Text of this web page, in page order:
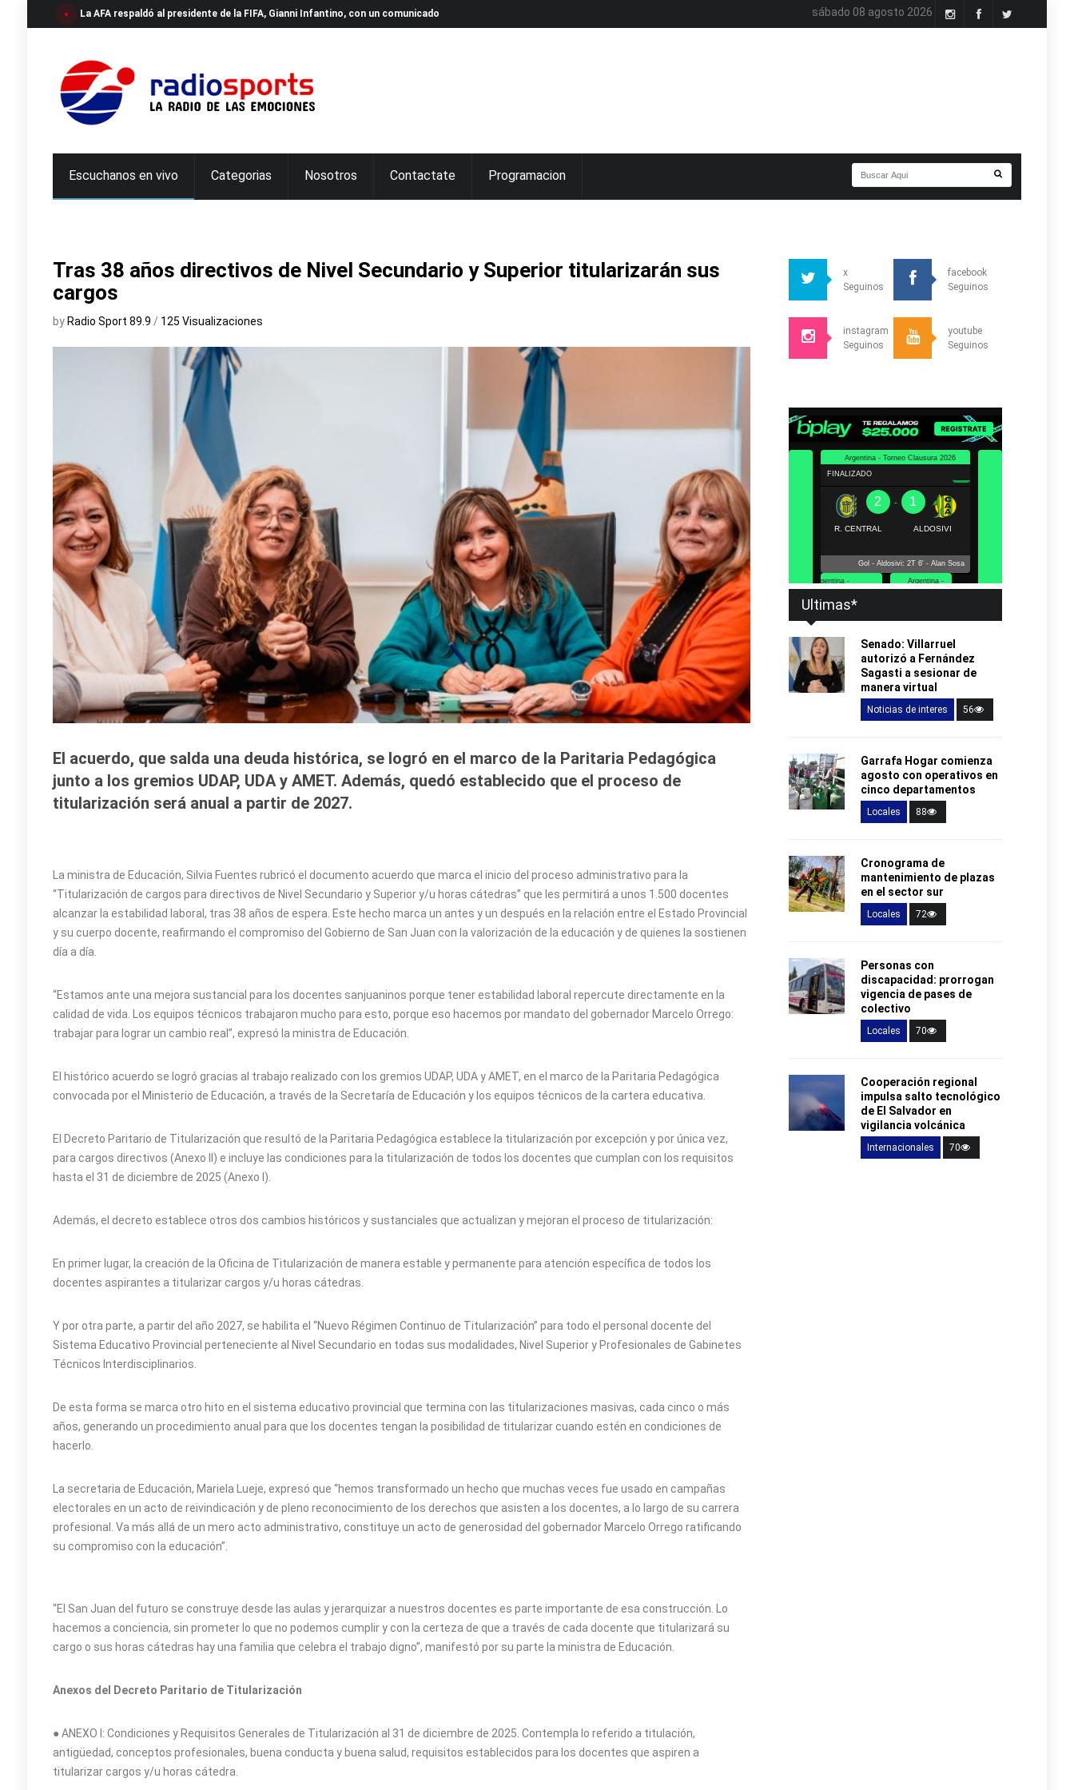
La AFA respaldó al presidente de la FIFA, Gianni Infantino, con un comunicado sábado 08 agosto 2026
Escuchanos en vivo Categorias Nosotros Contactate Programacion
Tras 38 años directivos de Nivel Secundario y Superior titularizarán sus
cargos
by Radio Sport 89.9 / 125 Visualizaciones
El acuerdo, que salda una deuda histórica, se logró en el marco de la Paritaria Pedagógica
junto a los gremios UDAP, UDA y AMET. Además, quedó establecido que el proceso de
titularización será anual a partir de 2027.
La ministra de Educación, Silvia Fuentes rubricó el documento acuerdo que marca el inicio del proceso administrativo para la
“Titularización de cargos para directivos de Nivel Secundario y Superior y/u horas cátedras” que les permitirá a unos 1.500 docentes
alcanzar la estabilidad laboral, tras 38 años de espera. Este hecho marca un antes y un después en la relación entre el Estado Provincial
y su cuerpo docente, reafirmando el compromiso del Gobierno de San Juan con la valorización de la educación y de quienes la sostienen
día a día.
“Estamos ante una mejora sustancial para los docentes sanjuaninos porque tener estabilidad laboral repercute directamente en la
calidad de vida. Los equipos técnicos trabajaron mucho para esto, porque eso hacemos por mandato del gobernador Marcelo Orrego:
trabajar para lograr un cambio real”, expresó la ministra de Educación.
El histórico acuerdo se logró gracias al trabajo realizado con los gremios UDAP, UDA y AMET, en el marco de la Paritaria Pedagógica
convocada por el Ministerio de Educación, a través de la Secretaría de Educación y los equipos técnicos de la cartera educativa.
El Decreto Paritario de Titularización que resultó de la Paritaria Pedagógica establece la titularización por excepción y por única vez,
para cargos directivos (Anexo II) e incluye las condiciones para la titularización de todos los docentes que cumplan con los requisitos
hasta el 31 de diciembre de 2025 (Anexo I).
Además, el decreto establece otros dos cambios históricos y sustanciales que actualizan y mejoran el proceso de titularización:
En primer lugar, la creación de la Oficina de Titularización de manera estable y permanente para atención específica de todos los
docentes aspirantes a titularizar cargos y/u horas cátedras.
Y por otra parte, a partir del año 2027, se habilita el “Nuevo Régimen Continuo de Titularización” para todo el personal docente del
Sistema Educativo Provincial perteneciente al Nivel Secundario en todas sus modalidades, Nivel Superior y Profesionales de Gabinetes
Técnicos Interdisciplinarios.
De esta forma se marca otro hito en el sistema educativo provincial que termina con las titularizaciones masivas, cada cinco o más
años, generando un procedimiento anual para que los docentes tengan la posibilidad de titularizar cuando estén en condiciones de
hacerlo.
La secretaria de Educación, Mariela Lueje, expresó que “hemos transformado un hecho que muchas veces fue usado en campañas
electorales en un acto de reivindicación y de pleno reconocimiento de los derechos que asisten a los docentes, a lo largo de su carrera
profesional. Va más allá de un mero acto administrativo, constituye un acto de generosidad del gobernador Marcelo Orrego ratificando
su compromiso con la educación”.
“El San Juan del futuro se construye desde las aulas y jerarquizar a nuestros docentes es parte importante de esa construcción. Lo
hacemos a conciencia, sin prometer lo que no podemos cumplir y con la certeza de que a través de cada docente que titularizará su
cargo o sus horas cátedras hay una familia que celebra el trabajo digno”, manifestó por su parte la ministra de Educación.
Anexos del Decreto Paritario de Titularización
● ANEXO I: Condiciones y Requisitos Generales de Titularización al 31 de diciembre de 2025. Contempla lo referido a titulación,
antigüedad, conceptos profesionales, buena conducta y buena salud, requisitos establecidos para los docentes que aspiren a
titularizar cargos y/u horas cátedra.
x
Seguinos
facebook
Seguinos
instagram
Seguinos
youtube
Seguinos
Ultimas*
Senado: Villarruel
autorizó a Fernández
Sagasti a sesionar de
manera virtual
Noticias de interes 56
Garrafa Hogar comienza
agosto con operativos en
cinco departamentos
Locales 88
Cronograma de
mantenimiento de plazas
en el sector sur
Locales 72
Personas con
discapacidad: prorrogan
vigencia de pases de
colectivo
Locales 70
Cooperación regional
impulsa salto tecnológico
de El Salvador en
vigilancia volcánica
Internacionales 70